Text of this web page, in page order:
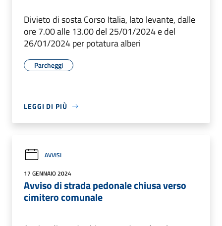
Divieto di sosta Corso Italia, lato levante, dalle
ore 7.00 alle 13.00 del 25/01/2024 e del
26/01/2024 per potatura alberi
Parcheggi
LEGGI DI PIÙ
AVVISI
17 GENNAIO 2024
Avviso di strada pedonale chiusa verso
cimitero comunale